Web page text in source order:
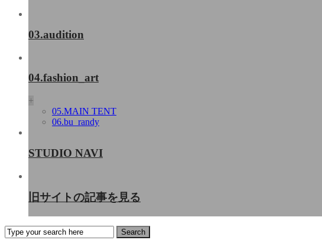
03.audition
04.fashion_art
+
05.MAIN TENT
06.bu_randy
STUDIO NAVI
旧サイトの記事を見る